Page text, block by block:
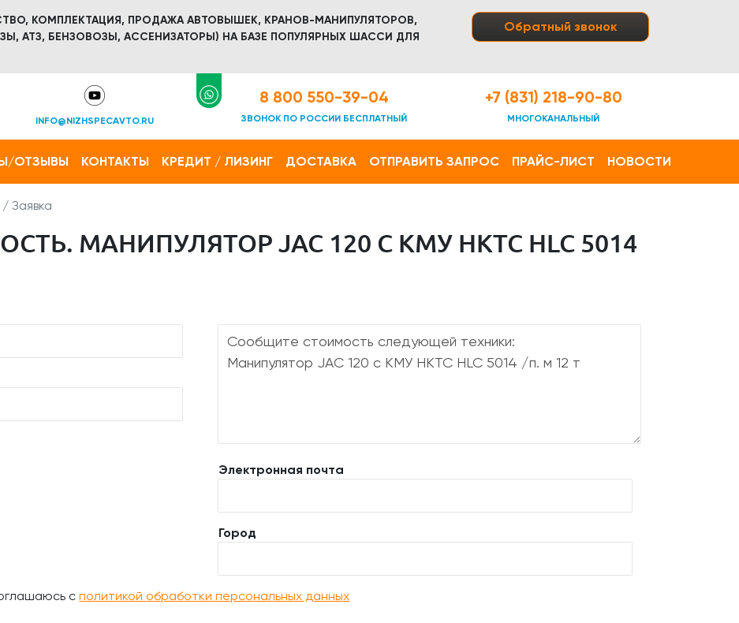
КОМПЛЕКТАЦИЯ, ПРОДАЖА АВТОВЫШЕК, КРАНОВ-МАНИПУЛЯТОРОВ,
АТЗ, БЕНЗОВОЗЫ, АССЕНИЗАТОРЫ) НА БАЗЕ ПОПУЛЯРНЫХ ШАССИ ДЛЯ
Обратный звонок
INFO@NIZHSPECAVTO.RU
8 800 550-39-04
ЗВОНОК ПО РОССИИ БЕСПЛАТНЫЙ
+7 (831) 218-90-80
МНОГОКАНАЛЬНЫЙ
ОТЗЫВЫ КОНТАКТЫ КРЕДИТ / ЛИЗИНГ ДОСТАВКА ОТПРАВИТЬ ЗАПРОС ПРАЙС-ЛИСТ НОВОСТИ
Заявка
МАНИПУЛЯТОР JAC 120 С КМУ HKTC HLC 5014
Электронная почта
Город
сполитикой обработки персональных данных